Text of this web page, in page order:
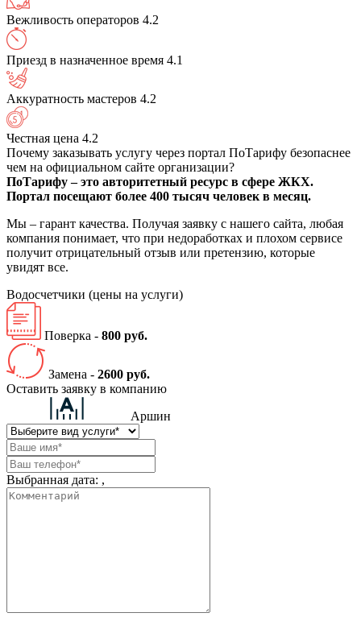
Вежливость операторов 4.2
Приезд в назначенное время 4.1
Аккуратность мастеров 4.2
Честная цена 4.2
Почему заказывать услугу через портал ПоТарифу безопаснее
чем на официальном сайте организации?
ПоТарифу – это авторитетный ресурс в сфере ЖКХ.
Портал посещают более 400 тысяч человек в месяц.
Мы – гарант качества. Получая заявку с нашего сайта, любая
компания понимает, что при недоработках и плохом сервисе
получит отрицательный отзыв или претензию, которые
увидят все.
Водосчетчики (цены на услуги)
Поверка - 800 руб.
Замена - 2600 руб.
Оставить заявку в компанию
Аршин
Выбранная дата: ,